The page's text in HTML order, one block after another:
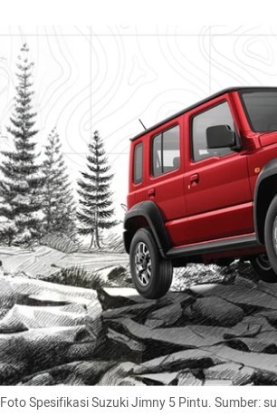
Foto Spesifikasi Suzuki Jimny 5 Pintu. Sumber: